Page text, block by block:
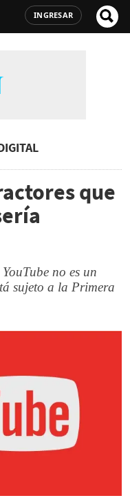
INGRESAR
que
no es un
sujeto a la Primera